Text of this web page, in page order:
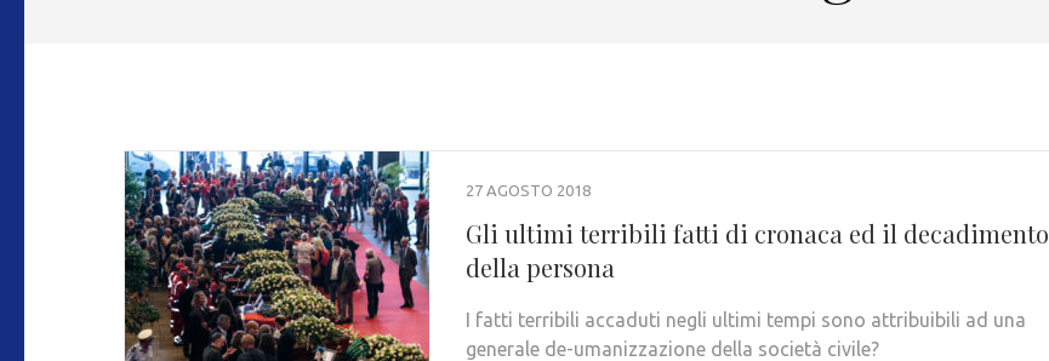
27 AGOSTO 2018
Gli ultimi terribili fatti di cronaca ed il decadimento
della persona
I fatti terribili accaduti negli ultimi tempi sono attribuibili ad una
generale de-umanizzazione della società civile?